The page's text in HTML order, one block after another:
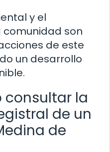
y el
son
de este
un desarrollo
consultar la
de un
de